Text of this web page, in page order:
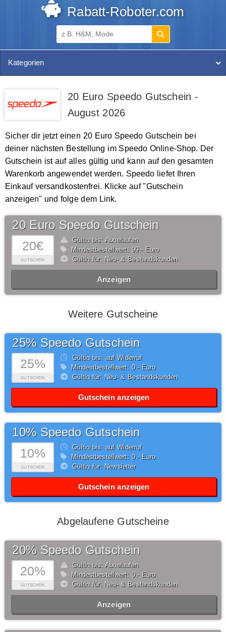
Rabatt-Roboter.com
Kategorien
20 Euro Speedo Gutschein -
August 2026
Sicher dir jetzt einen 20 Euro Speedo Gutschein bei
deiner nächsten Bestellung im Speedo Online-Shop. Der
Gutschein ist auf alles gültig und kann auf den gesamten
Warenkorb angewendet werden. Speedo liefet Ihren
Einkauf versandkostenfrei. Klicke auf "Gutschein
anzeigen" und folge dem Link.
20€
GUTSCHEIN
20 Euro Speedo Gutschein
Gültig bis: Abgelaufen
Mindestbestellwert: 99,- Euro
Gültig für: Neu- & Bestandskunden
Anzeigen
Weitere Gutscheine
25%
GUTSCHEIN
25% Speedo Gutschein
Gültig bis: auf Widerruf
Mindestbestellwert: 0,- Euro
Gültig für: Neu- & Bestandskunden
Gutschein anzeigen
10%
GUTSCHEIN
10% Speedo Gutschein
Gültig bis: auf Widerruf
Mindestbestellwert: 0,- Euro
Gültig für: Newsletter
Gutschein anzeigen
Abgelaufene Gutscheine
20%
GUTSCHEIN
20% Speedo Gutschein
Gültig bis: Abgelaufen
Mindestbestellwert: 0,- Euro
Gültig für: Neu- & Bestandskunden
Anzeigen